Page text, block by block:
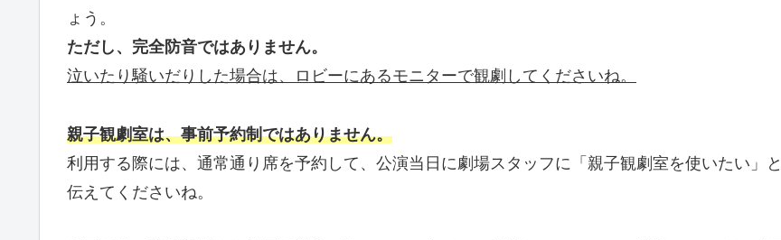
ょう。
ただし、完全防音ではありません。
泣いたり騒いだりした場合は、ロビーにあるモニターで観劇してくださいね。
親子観劇室は、事前予約制ではありません。
利用する際には、通常通り席を予約して、公演当日に劇場スタッフに「親子観劇室を使いたい」と
伝えてくださいね。